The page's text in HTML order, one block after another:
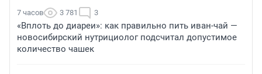
7 часов 3 781 3
«Вплоть до диареи»: как правильно пить иван-чай —
новосибирский нутрициолог подсчитал допустимое
количество чашек